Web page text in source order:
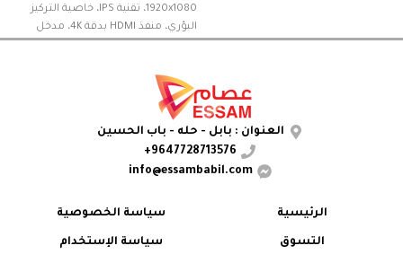
1920x1080، تقنية IPS، خاصية التركيز
البؤري، منفذ HDMI بدقة 4K، مدخل
العنوان : بابل - حله - باب الحسين
9647728713576+
info@essambabil.com
الرئيسية
التسوق
سياسة الخصوصية
سياسة الإستخدام